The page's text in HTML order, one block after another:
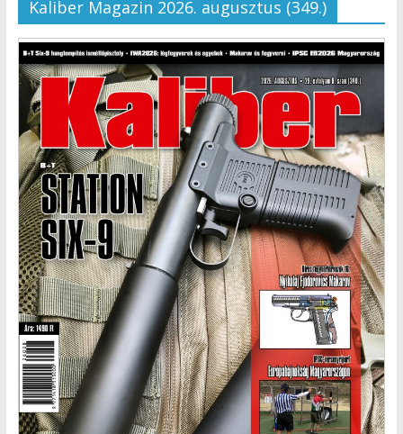
Kaliber Magazin 2026. augusztus (349.)